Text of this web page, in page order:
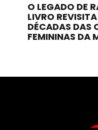
O LEGADO DE
LIVRO
DÉCADAS DAS
FEMININAS DA